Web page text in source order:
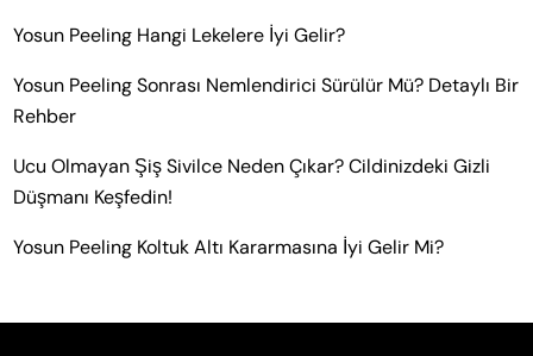
Yosun Peeling Hangi Lekelere İyi Gelir?
Yosun Peeling Sonrası Nemlendirici Sürülür Mü? Detaylı Bir
Rehber
Ucu Olmayan Şiş Sivilce Neden Çıkar? Cildinizdeki Gizli
Düşmanı Keşfedin!
Yosun Peeling Koltuk Altı Kararmasına İyi Gelir Mi?